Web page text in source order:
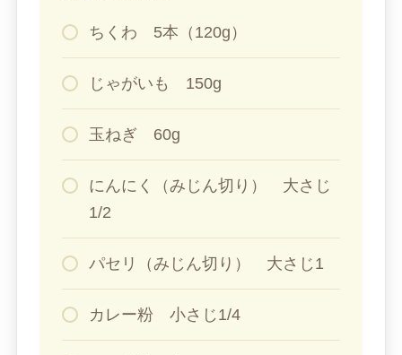
ちくわ 5本（120g）
じゃがいも 150g
玉ねぎ 60g
にんにく（みじん切り） 大さじ
1/2
パセリ（みじん切り） 大さじ1
カレー粉 小さじ1/4